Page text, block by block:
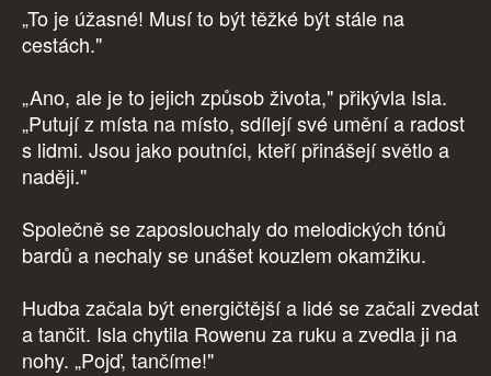
„To je úžasné! Musí to být těžké být stále na
cestách."
„Ano, ale je to jejich způsob života," přikývla Isla.
„Putují z místa na místo, sdílejí své umění a radost
s lidmi. Jsou jako poutníci, kteří přinášejí světlo a
naději."
Společně se zaposlouchaly do melodických tónů
bardů a nechaly se unášet kouzlem okamžiku.
Hudba začala být energičtější a lidé se začali zvedat
a tančit. Isla chytila Rowenu za ruku a zvedla ji na
nohy. „Pojď, tančíme!"